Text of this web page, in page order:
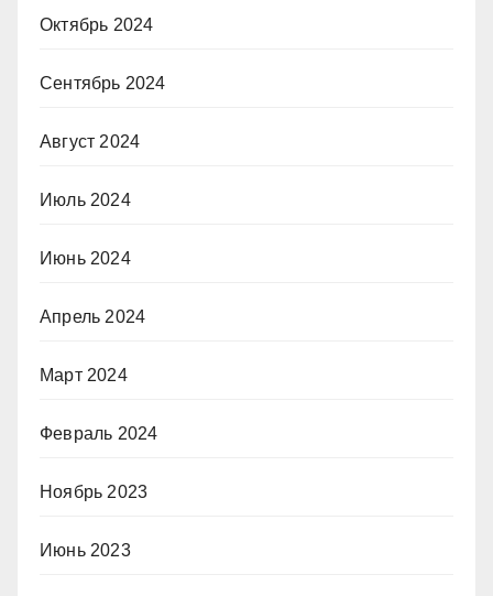
Октябрь 2024
Сентябрь 2024
Август 2024
Июль 2024
Июнь 2024
Апрель 2024
Март 2024
Февраль 2024
Ноябрь 2023
Июнь 2023